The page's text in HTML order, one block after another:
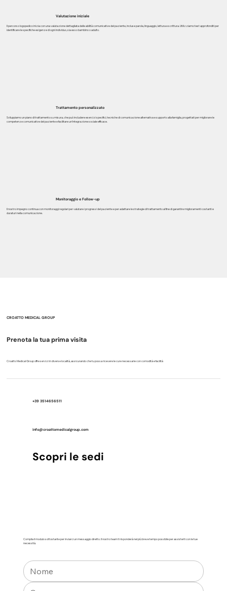
Valutazione iniziale
Il percorso logopedico inizia con una valutazione dettagliata delle abilità comunicative del paziente, incluse parola, linguaggio, lettura e scrittura. Utilizziamo test approfonditi per
identificare le specifiche esigenze di ogni individuo, sia esso bambino o adulto.
Trattamento personalizzato
Sviluppiamo un piano di trattamento su misura, che può includere esercizi specifici, tecniche di comunicazione alternativa e supporto alla famiglia, progettati per migliorare le
competenze comunicative del paziente e facilitare un'integrazione sociale efficace.
Monitoraggio e Follow-up
Il nostro impegno continua con monitoraggi regolari per valutare i progressi del paziente e per adattare le strategie di trattamento al fine di garantire miglioramenti costanti e
duraturi nella comunicazione.
CROATTO MEDICAL GROUP
Prenota la tua prima visita
Croatto Medical Group offre servizi in diverse località, assicurando che tu possa ricevere le cure necessarie con comodità e facilità
+39 3514656511
info@croattomedicalgroup.com
Scopri le sedi
Compila il modulo sottostante per inviarci un messaggio diretto. Il nostro team ti risponderà nel più breve tempo possibile per assisterti con le tue
necessità.